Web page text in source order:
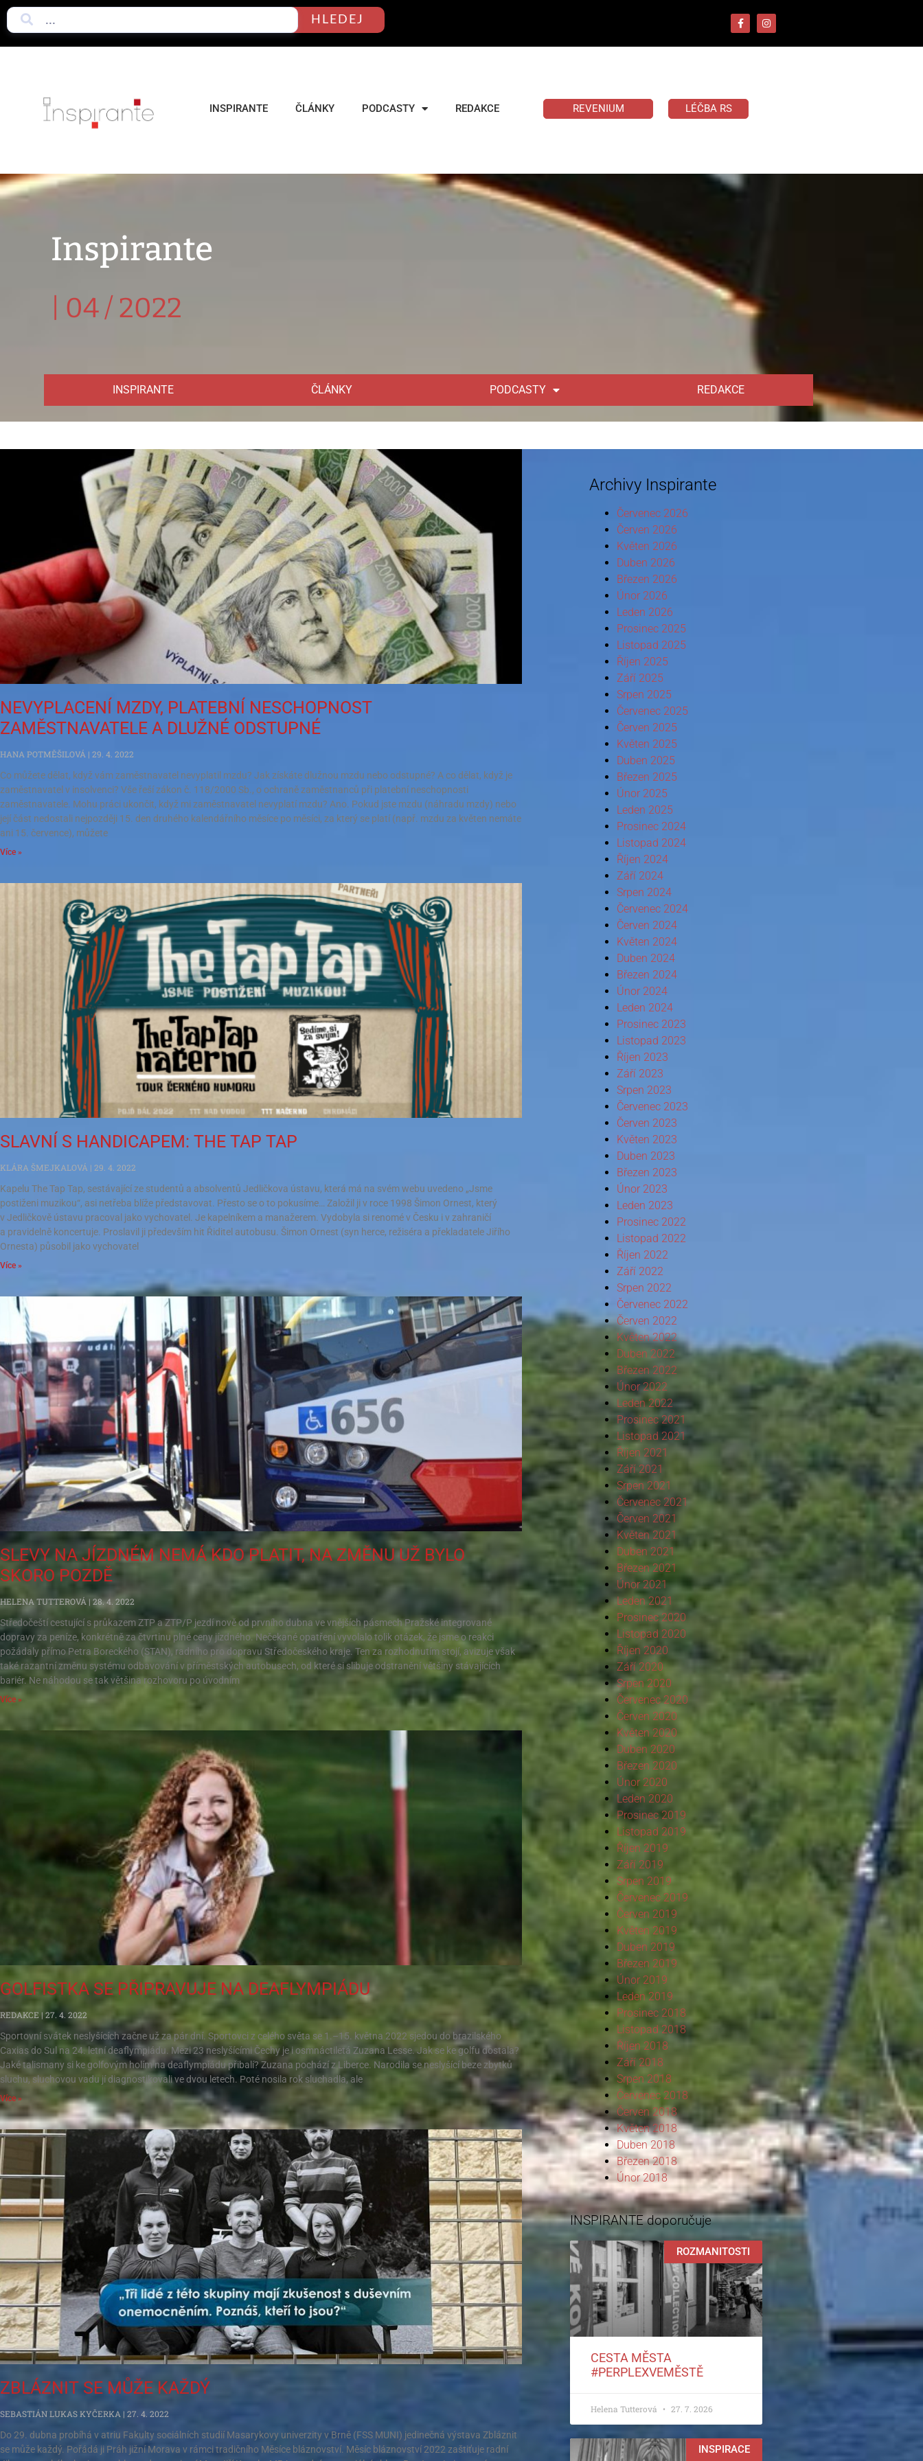
HLEDEJ
INSPIRANTE ČLÁNKY PODCASTY REDAKCE REVENIUM LÉČBA RS
Inspirante
04 / 2022
INSPIRANTE ČLÁNKY PODCASTY REDAKCE
NEVYPLACENÍ MZDY, PLATEBNÍ NESCHOPNOST
ZAMĚSTNAVATELE A DLUŽNÉ ODSTUPNÉ
HANA POTMĚŠILOVÁ
29. 4. 2022
Co můžete dělat, když vám zaměstnavatel nevyplatil mzdu? Jak získáte dlužnou mzdu nebo odstupné? A co dělat, když je
zaměstnavatel v insolvenci? Vše řeší zákon č. 118/2000 Sb., o ochraně zaměstnanců při platební neschopnosti
zaměstnavatele. Mohu práci ukončit, když mi zaměstnavatel nevyplatí mzdu? Ano. Pokud jste mzdu (náhradu mzdy) nebo
její část nedostali nejpozději 15. den druhého kalendářního měsíce po měsíci, za který se platí (např. mzdu za květen nemáte
ani 15. července), můžete
Více »
SLAVNÍ S HANDICAPEM: THE TAP TAP
KLÁRA ŠMEJKALOVÁ
29. 4. 2022
Kapelu The Tap Tap, sestávající ze studentů a absolventů Jedličkova ústavu, která má na svém webu uvedeno „Jsme
postiženi muzikou“, asi netřeba blíže představovat. Přesto se o to pokusíme… Založil ji v roce 1998 Šimon Ornest, který
v Jedličkově ústavu pracoval jako vychovatel. Je kapelníkem a manažerem. Vydobyla si renomé v Česku i v zahraničí
a pravidelně koncertuje. Proslavil ji především hit Řiditel autobusu. Šimon Ornest (syn herce, režiséra a překladatele Jiřího
Ornesta) působil jako vychovatel
Více »
SLEVY NA JÍZDNÉM NEMÁ KDO PLATIT, NA ZMĚNU UŽ BYLO
SKORO POZDĚ
HELENA TUTTEROVÁ
28. 4. 2022
Středočeští cestující s průkazem ZTP a ZTP/P jezdí nově od prvního dubna ve vnějších pásmech Pražské integrované
dopravy za peníze, konkrétně za čtvrtinu plné ceny jízdného. Nečekané opatření vyvolalo tolik otázek, že jsme o reakci
požádaly přímo Petra Boreckého (STAN), radního pro dopravu Středočeského kraje. Ten za rozhodnutím stojí, avizuje však
také razantní změnu systému odbavování v příměstských autobusech, od které si slibuje odstranění většiny stávajících
bariér. Ne náhodou se tak většina rozhovoru po úvodním
Více »
GOLFISTKA SE PŘIPRAVUJE NA DEAFLYMPIÁDU
REDAKCE 27. 4. 2022
Sportovní svátek neslyšících začne už za pár dní. Sportovci z celého světa se 1.–15. května 2022 sjedou do brazilského
Caxias do Sul na 24. letní deaflympiádu. Mezi 23 neslyšícími Čechy je i osmnáctiletá Zuzana Lesse. Jak se ke golfu dostala?
Jaké talismany si ke golfovým holím na deaflympiádu přibalí? Zuzana pochází z Liberce. Narodila se neslyšící beze zbytků
sluchu, sluchovou vadu jí diagnostikovali ve dvou letech. Poté nosila rok sluchadla, ale
Více »
ZBLÁZNIT SE MŮŽE KAŽDÝ
SEBASTIÁN LUKAS KYČERKA
27. 4. 2022
Do 29. dubna probíhá v atriu Fakulty sociálních studií Masarykovy univerzity v Brně (FSS MUNI) jedinečná výstava Zbláznit
se může každý. Pořádá ji Práh jižní Morava v rámci tradičního Měsíce bláznovství. Měsíc bláznovství 2022 zaštiťuje radní
Archivy Inspirante
Červenec 2026
Červen 2026
Květen 2026
Duben 2026
Březen 2026
Únor 2026
Leden 2026
Prosinec 2025
Listopad 2025
Říjen 2025
Září 2025
Srpen 2025
Červenec 2025
Červen 2025
Květen 2025
Duben 2025
Březen 2025
Únor 2025
Leden 2025
Prosinec 2024
Listopad 2024
Říjen 2024
Září 2024
Srpen 2024
Červenec 2024
Červen 2024
Květen 2024
Duben 2024
Březen 2024
Únor 2024
Leden 2024
Prosinec 2023
Listopad 2023
Říjen 2023
Září 2023
Srpen 2023
Červenec 2023
Červen 2023
Květen 2023
Duben 2023
Březen 2023
Únor 2023
Leden 2023
Prosinec 2022
Listopad 2022
Říjen 2022
Září 2022
Srpen 2022
Červenec 2022
Červen 2022
Květen 2022
Duben 2022
Březen 2022
Únor 2022
Leden 2022
Prosinec 2021
Listopad 2021
Říjen 2021
Září 2021
Srpen 2021
Červenec 2021
Červen 2021
Květen 2021
Duben 2021
Březen 2021
Únor 2021
Leden 2021
Prosinec 2020
Listopad 2020
Říjen 2020
Září 2020
Srpen 2020
Červenec 2020
Červen 2020
Květen 2020
Duben 2020
Březen 2020
Únor 2020
Leden 2020
Prosinec 2019
Listopad 2019
Říjen 2019
Září 2019
Srpen 2019
Červenec 2019
Červen 2019
Květen 2019
Duben 2019
Březen 2019
Únor 2019
Leden 2019
Prosinec 2018
Listopad 2018
Říjen 2018
Září 2018
Srpen 2018
Červenec 2018
Červen 2018
Květen 2018
Duben 2018
Březen 2018
Únor 2018
INSPIRANTE doporučuje
ROZMANITOSTI
CESTA MĚSTA
#PERPLEXVEMĚSTĚ
Helena Tutterová 27. 7. 2026
INSPIRACE